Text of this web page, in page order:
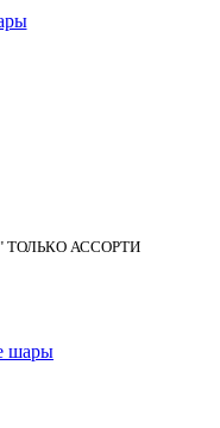
ТОЛЬКО АССОРТИ